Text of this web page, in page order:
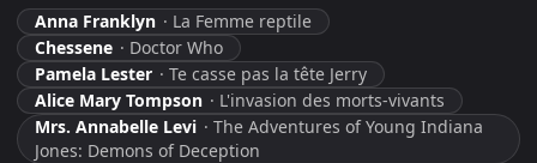
Anna Franklyn · La Femme reptile
Chessene · Doctor Who
Pamela Lester · Te casse pas la tête Jerry
Alice Mary Tompson · L'invasion des morts-vivants
Mrs. Annabelle Levi · The Adventures of Young Indiana
Jones: Demons of Deception